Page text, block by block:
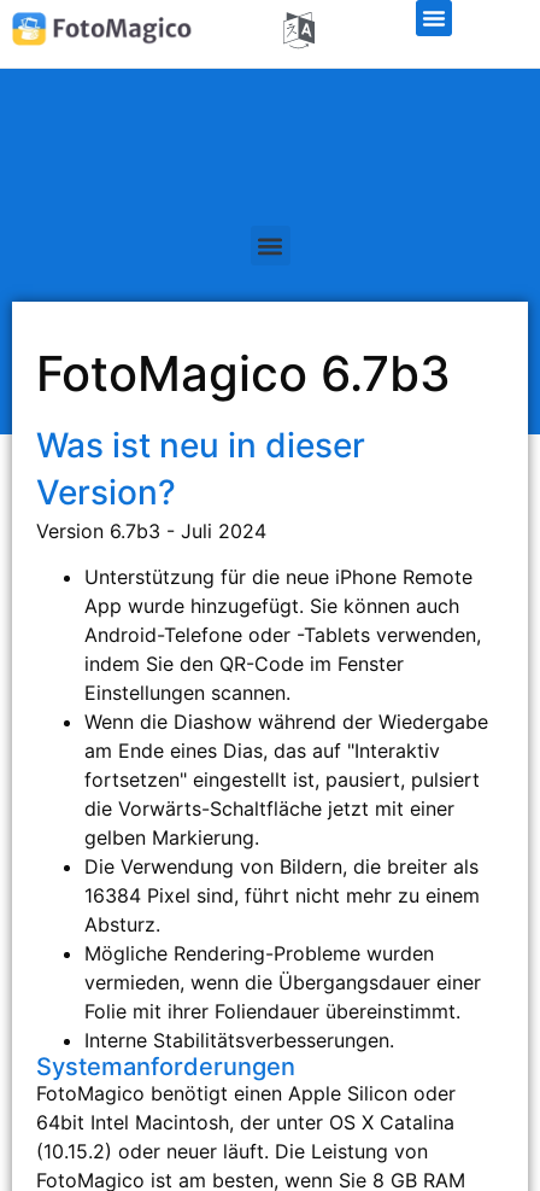
FotoMagico 6.7b3
Was ist neu in dieser
Version?
Version 6.7b3 - Juli 2024
Unterstützung für die neue iPhone Remote
App wurde hinzugefügt. Sie können auch
Android-Telefone oder -Tablets verwenden,
indem Sie den QR-Code im Fenster
Einstellungen scannen.
Wenn die Diashow während der Wiedergabe
am Ende eines Dias, das auf "Interaktiv
fortsetzen" eingestellt ist, pausiert, pulsiert
die Vorwärts-Schaltfläche jetzt mit einer
gelben Markierung.
Die Verwendung von Bildern, die breiter als
16384 Pixel sind, führt nicht mehr zu einem
Absturz.
Mögliche Rendering-Probleme wurden
vermieden, wenn die Übergangsdauer einer
Folie mit ihrer Foliendauer übereinstimmt.
Interne Stabilitätsverbesserungen.
Systemanforderungen
FotoMagico benötigt einen Apple Silicon oder
64bit Intel Macintosh, der unter OS X Catalina
(10.15.2) oder neuer läuft. Die Leistung von
FotoMagico ist am besten, wenn Sie 8 GB RAM